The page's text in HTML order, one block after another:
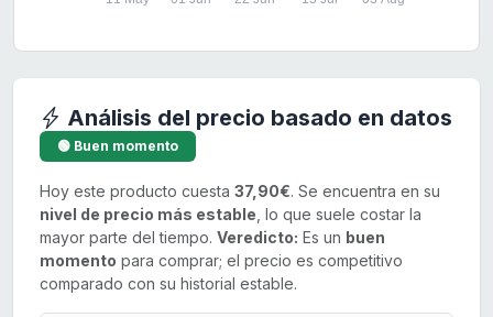
Análisis del precio basado en datos
🟢 Buen momento
Hoy este producto cuesta 37,90€. Se encuentra en su
nivel de precio más estable , lo que suele costar la
mayor parte del tiempo. Veredicto: Es un buen
momento para comprar; el precio es competitivo
comparado con su historial estable.